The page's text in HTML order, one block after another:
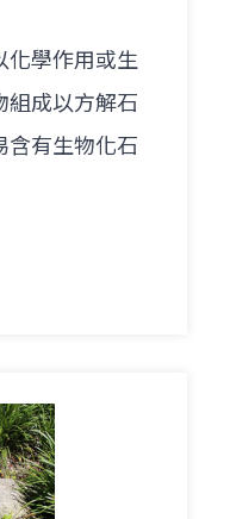
化學作用或生
組成以方解石
含有生物化石